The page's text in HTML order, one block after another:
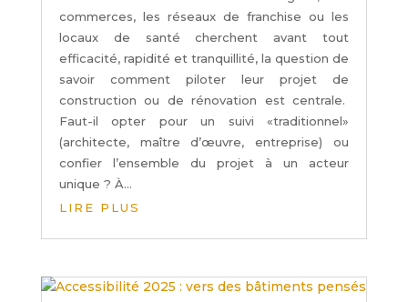
commerces, les réseaux de franchise ou les
locaux de santé cherchent avant tout
efficacité, rapidité et tranquillité, la question de
savoir comment piloter leur projet de
construction ou de rénovation est centrale.
Faut-il opter pour un suivi «traditionnel»
(architecte, maître d’œuvre, entreprise) ou
confier l’ensemble du projet à un acteur
unique ? À...
LIRE PLUS